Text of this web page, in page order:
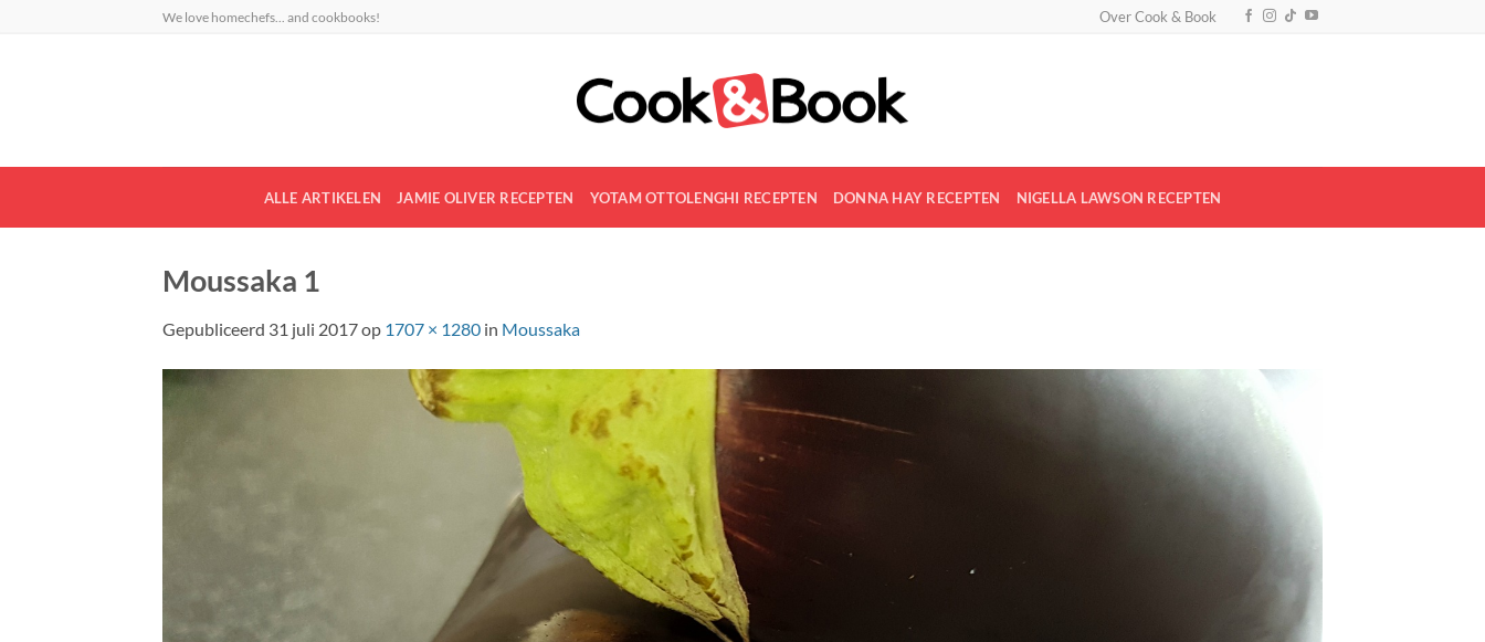
We love homechefs... and cookbooks! Over Cook & Book
ALLE ARTIKELEN JAMIE OLIVER RECEPTEN YOTAM OTTOLENGHI RECEPTEN DONNA HAY RECEPTEN NIGELLA LAWSON RECEPTEN
Moussaka 1
Gepubliceerd 31 juli 2017op 1707 × 1280 in Moussaka